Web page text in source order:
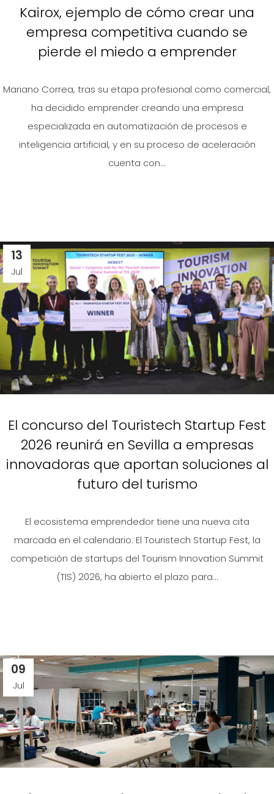
Kairox, ejemplo de cómo crear una
empresa competitiva cuando se
pierde el miedo a emprender
Mariano Correa, tras su etapa profesional como comercial,
ha decidido emprender creando una empresa
especializada en automatización de procesos e
inteligencia artificial, y en su proceso de aceleración
cuenta con...
13
Jul
El concurso del Touristech Startup Fest
2026 reunirá en Sevilla a empresas
innovadoras que aportan soluciones al
futuro del turismo
El ecosistema emprendedor tiene una nueva cita
marcada en el calendario. El Touristech Startup Fest, la
competición de startups del Tourism Innovation Summit
(TIS) 2026, ha abierto el plazo para...
09
Jul